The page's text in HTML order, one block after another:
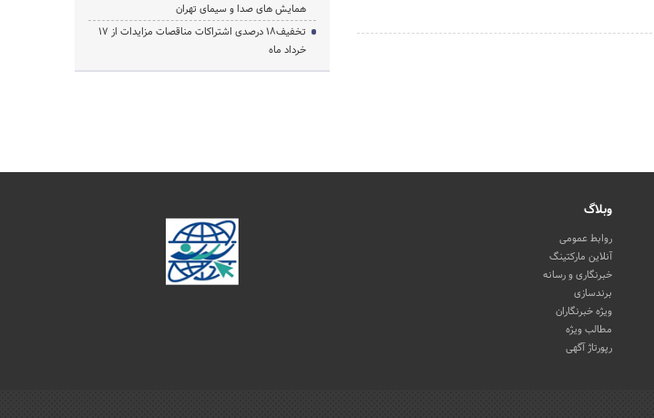
همایش های صدا و سیمای تهران
تخفیف‌18 درصدی اشتراکات مناقصات مزایدات از 17
خرداد ماه
وبلاگ
روابط عمومی
آنلاین مارکتینگ
خبرنگاری و رسانه
برندسازی
ویژه خبرنگاران
مطالب ویژه
رپورتاژ آگهی